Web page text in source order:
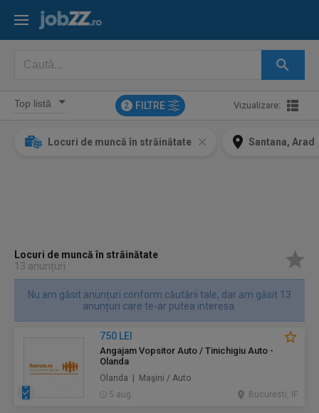
2 FILTRE Vizualizare:
Locuri de muncă în străinătate Santana, Arad
Locuri de muncă în străinătate
13 anunțuri
Nu am găsit anunțuri conform căutării tale, dar am găsit 13
anunțuri care te-ar putea interesa.
750 LEI
Angajam Vopsitor Auto / Tinichigiu Auto -
Olanda
Olanda | Maşini / Auto
5 aug.
Bucuresti, IF